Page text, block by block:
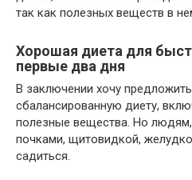
так как полезных веществ в
Хорошая диета для
первые два дня
В заключении хочу
сбалансированную диету,
полезные вещества. Но
почками, щитовидкой,
садиться.